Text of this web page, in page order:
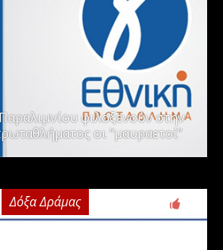
φιλοξενούν στην
οι “μαυραετοί”
Δόξα Δράμας